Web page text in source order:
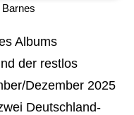
Albums
der restlos
Dezember 2025
Deutschland-